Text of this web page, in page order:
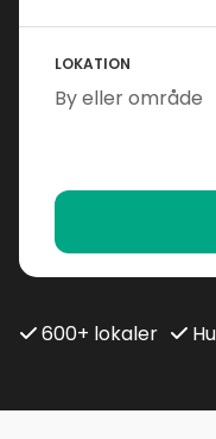
LOKATION
600+ lokaler